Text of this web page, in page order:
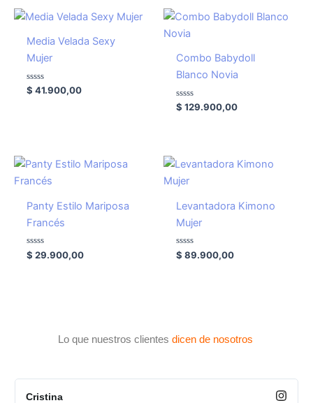
Media Velada Sexy
Mujer
Valorado
con
$ 41.900,00
Combo Babydoll
Blanco Novia
Valorado
con
$ 129.900,00
Panty Estilo Mariposa
Francés
Valorado
con
$ 29.900,00
Levantadora Kimono
Mujer
Valorado
con
$ 89.900,00
Lo que nuestros clientes dicen de nosotros
Cristina